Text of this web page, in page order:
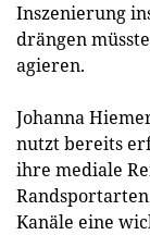
Inszenierung
drängen
agieren.
Johanna
nutzt bereits
ihre mediale
Kanäle eine